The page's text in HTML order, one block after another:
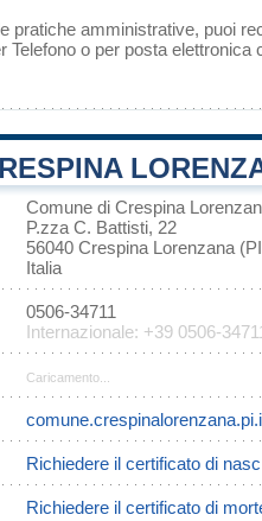
pratiche amministrative, puoi
o per posta
Comune di Crespina
P.zza C. Battisti, 22
56040 Crespina Lorenzana
Italia
0506-34711
Internazionale: +39 0506-
Caricamento...
Richiedere il certificato di
Richiedere il certificato di